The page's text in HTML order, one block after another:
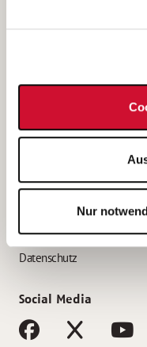
Nur
Bewerbung als
Bewerbung als Erzieher*in
AWO Gliederungen nach
Impressum
Datenschutz
Social Media